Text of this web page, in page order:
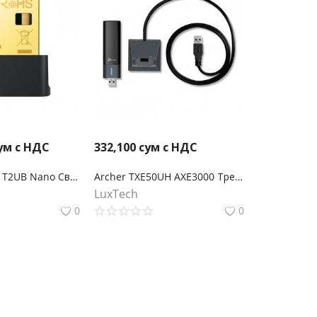
с НДС
TP-Link Archer T2UB Nano Сверхкомпактный двухдиапазонный USB‑адаптер с поддержкой Wi‑Fi AC600 и Bluetooth 4.2
0
332,100 сум с НДС
Archer TXE50UH AXE3000 Трехдиапазонный беспроводной USB-адаптер высокого усиления Wi-Fi 6E
LuxTech
0